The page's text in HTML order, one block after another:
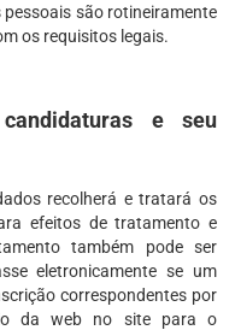
são rotineiramente
os requisitos legais.
e seu
recolherá e tratará os
efeitos de tratamento e
também pode ser
eletronicamente se um
correspondentes por
da web no site para o